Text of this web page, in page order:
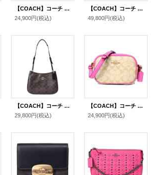
【COACH】コーチ エンボスレザー シグネチャー 型押し ペンケース ID カードケース ランヤード 専用BOX付 2点セット ブラック（日本未発売）
24,900円(税込)
【COACH】コーチ バッグ コーティングキャンバス レザー シグネチャー ストライプ ロゴ シティ トートバッグ ウォルナット×タン〔日本未発売〕
49,800円(税込)
【COACH】コーチ コーティングキャンバス レザー シグネチャー ペネロペ ロゴ ショルダー ハンドバッグ ブラウン×ブラック(日本未発売）
29,800円(税込)
【COACH】コーチ コーティングキャンバス レザー シグネチャー ミニ カメラバッグ クロスボディー ショルダーバッグ ライトカーキ×ペチュニア（日本未発売）
24,900円(税込)